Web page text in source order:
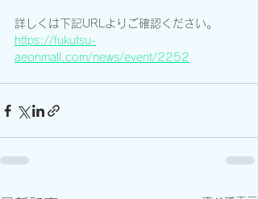
詳しくは下記URLよりご確認ください。
https://fukutsu-
aeonmall.com/news/event/2252